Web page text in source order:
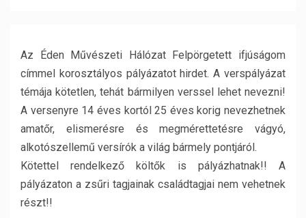
Az Éden Művészeti Hálózat Felpörgetett ifjúságom
címmel korosztályos pályázatot hirdet. A verspályázat
témája kötetlen, tehát bármilyen verssel lehet nevezni!
A versenyre 14 éves kortól 25 éves korig nevezhetnek
amatőr, elismerésre és megmérettetésre vágyó,
alkotószellemű versírók a világ bármely pontjáról.
Kötettel rendelkező költők is pályázhatnak!! A
pályázaton a zsűri tagjainak családtagjai nem vehetnek
részt!!